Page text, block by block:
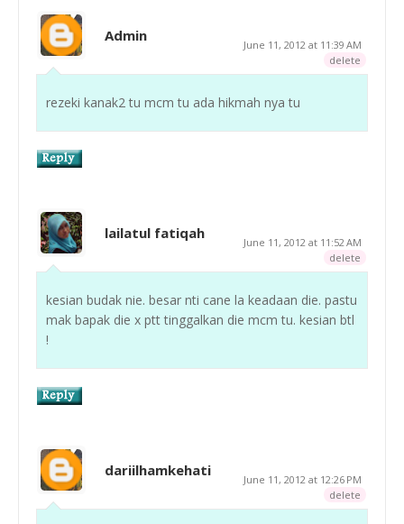
Admin
June 11, 2012 at 11:39 AM
delete
rezeki kanak2 tu mcm tu ada hikmah nya tu
lailatul fatiqah
June 11, 2012 at 11:52 AM
delete
kesian budak nie. besar nti cane la keadaan die. pastu
mak bapak die x ptt tinggalkan die mcm tu. kesian btl
!
dariilhamkehati
June 11, 2012 at 12:26 PM
delete